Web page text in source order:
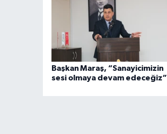
Başkan Maraş, “Sanayicimizin
sesi olmaya devam edeceğiz”